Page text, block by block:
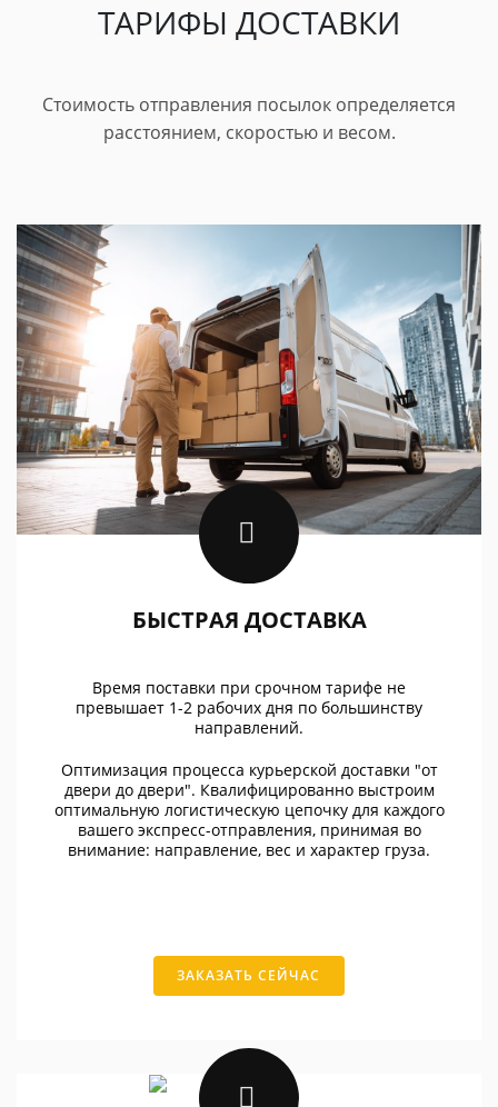
ТАРИФЫ ДОСТАВКИ
Стоимость отправления посылок определяется
расстоянием, скоростью и весом.
БЫСТРАЯ ДОСТАВКА
Время поставки при срочном тарифе не
превышает 1-2 рабочих дня по большинству
направлений.
Оптимизация процесса курьерской доставки "от
двери до двери". Квалифицированно выстроим
оптимальную логистическую цепочку для каждого
вашего экспресс-отправления, принимая во
внимание: направление, вес и характер груза.
ЗАКАЗАТЬ СЕЙЧАС